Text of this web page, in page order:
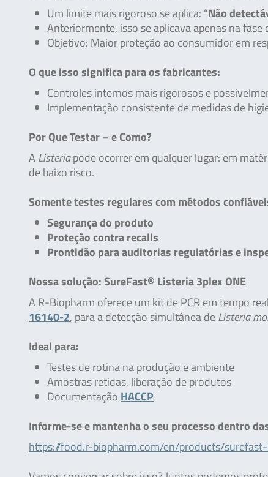
Um limite mais rigoroso se aplica: “Não
Anteriormente, isso se aplicava apenas na
Objetivo: Maior proteção ao consumidor em
O que isso significa para os fabricantes:
Controles internos mais rigorosos e
Implementação consistente de medidas de
Por Que Testar – e Como?
A Listeriapode ocorrer em qualquer lugar: em
de baixo risco.
Somente testes regulares com métodos
Segurança do produto
Proteção contra recalls
Prontidão para auditorias regulatórias e
Nossa solução: SureFast® Listeria 3plex ONE
A R-Biopharm oferece um kit de PCR em tempo
16140-2, para a detecção simultânea deListeria
Ideal para:
Testes de rotina na produção e ambiente
Amostras retidas, liberação de produtos
Documentação HACCP
Informe-se e mantenha o seu processo dentro
https://food.r-biopharm.com/en/products/